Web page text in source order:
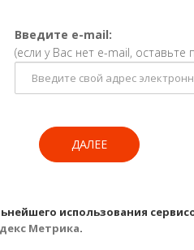
Введите e-mail:
(если у Вас нет e-mail, оставьте
ДАЛЕЕ
использования
Метрика.